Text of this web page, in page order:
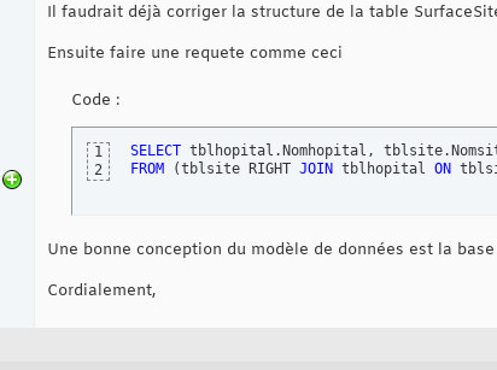
Il faudrait déjà corriger la structure de la table
Ensuite faire une requete comme ceci
Code :
1
2
SELECT
FROM
(tblsite RIGHT JOIN tblhopital ON
Une bonne conception du modèle de données est la
Cordialement,